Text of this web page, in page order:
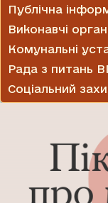
Публічна
Виконавчі
Комунальні
Рада з питань
Соціальний